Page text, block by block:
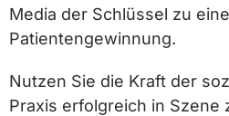
Media der Schlüssel zu
Patientengewinnung.
Nutzen Sie die Kraft der
Praxis erfolgreich in Szene